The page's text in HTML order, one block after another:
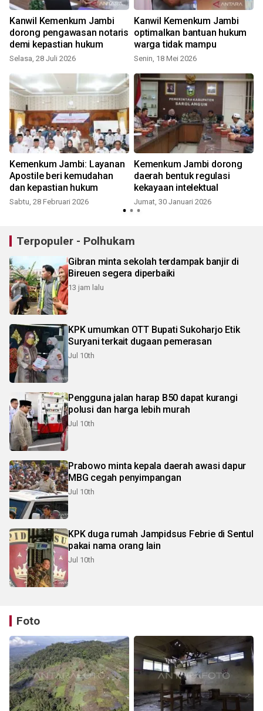
Kanwil Kemenkum Jambi
dorong pengawasan notaris
demi kepastian hukum
Selasa, 28 Juli 2026
Kanwil Kemenkum Jambi
optimalkan bantuan hukum
warga tidak mampu
Senin, 18 Mei 2026
Kemenkum Jambi: Layanan
Apostile beri kemudahan
dan kepastian hukum
Sabtu, 28 Februari 2026
Kemenkum Jambi dorong
daerah bentuk regulasi
kekayaan intelektual
Jumat, 30 Januari 2026
Terpopuler - Polhukam
Gibran minta sekolah terdampak banjir di
Bireuen segera diperbaiki
13 jam lalu
KPK umumkan OTT Bupati Sukoharjo Etik
Suryani terkait dugaan pemerasan
Jul 10th
Pengguna jalan harap B50 dapat kurangi
polusi dan harga lebih murah
Jul 10th
Prabowo minta kepala daerah awasi dapur
MBG cegah penyimpangan
Jul 10th
KPK duga rumah Jampidsus Febrie di Sentul
pakai nama orang lain
Jul 10th
Foto